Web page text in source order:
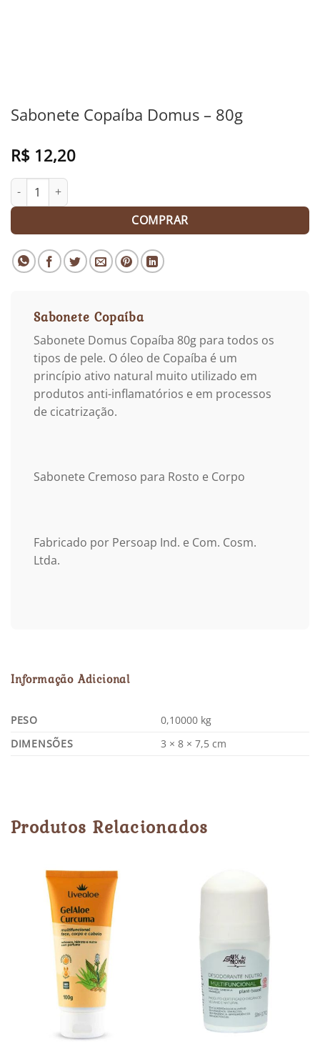
Sabonete Copaíba Domus – 80g
R$ 12,20
Sabonete Copaíba Domus - 80g quantidade
COMPRAR
Sabonete Copaíba
Sabonete Domus Copaíba 80g para todos os
tipos de pele. O óleo de Copaíba é um
princípio ativo natural muito utilizado em
produtos anti-inflamatórios e em processos
de cicatrização.
Sabonete Cremoso para Rosto e Corpo
Fabricado por Persoap Ind. e Com. Cosm.
Ltda.
Informação Adicional
PESO
0,10000 kg
DIMENSÕES
3 × 8 × 7,5 cm
Produtos Relacionados